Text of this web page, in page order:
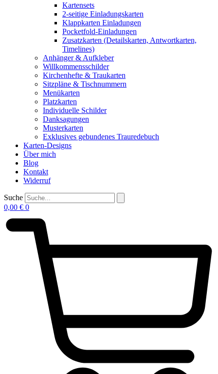
Kartensets
2-seitige Einladungskarten
Klappkarten Einladungen
Pocketfold-Einladungen
Zusatzkarten (Detailskarten, Antwortkarten,
Timelines)
Anhänger & Aufkleber
Willkommensschilder
Kirchenhefte & Traukarten
Sitzpläne & Tischnummern
Menükarten
Platzkarten
Individuelle Schilder
Danksagungen
Musterkarten
Exklusives gebundenes Trauredebuch
Karten-Designs
Über mich
Blog
Kontakt
Widerruf
Suche
0,00 € 0